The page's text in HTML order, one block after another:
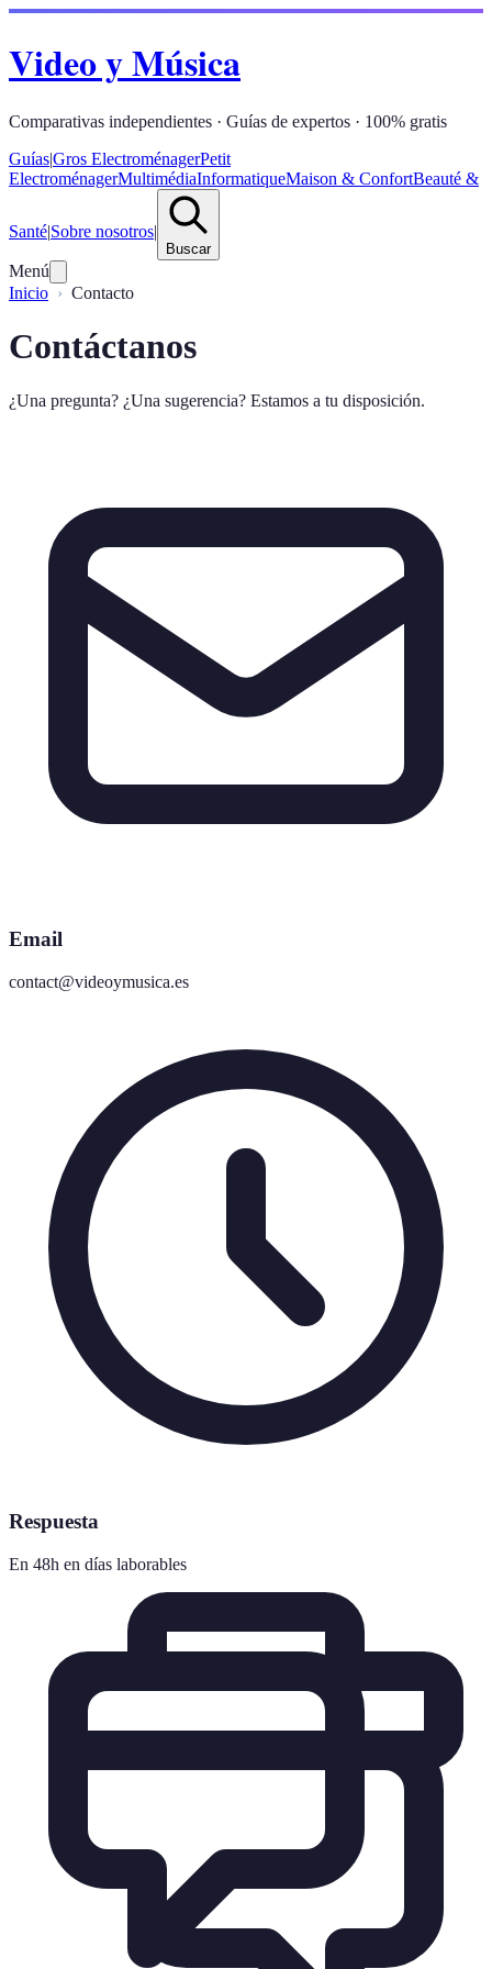
Video y Música
Comparativas independientes · Guías de expertos · 100% gratis
Guías|Gros ElectroménagerPetit
ElectroménagerMultimédiaInformatiqueMaison & ConfortBeauté &
Santé|Sobre nosotros|
Buscar
Menú
Inicio
Contacto
Contáctanos
¿Una pregunta? ¿Una sugerencia? Estamos a tu disposición.
Email
contact@videoymusica.es
Respuesta
En 48h en días laborables